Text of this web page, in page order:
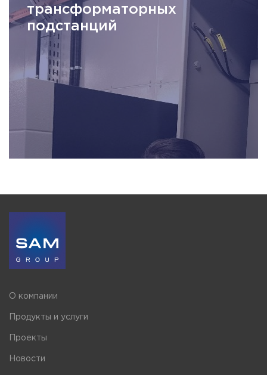
трансформаторных
подстанций
О компании
Продукты и услуги
Проекты
Новости